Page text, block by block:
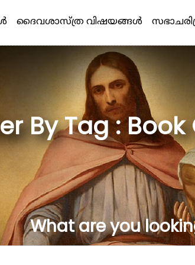
ദൈവശാസ്ത്ര വിഷയങ്ങള്‍
By Tag : Book
What are you